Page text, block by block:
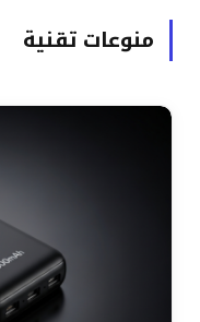
منوعات تقنية